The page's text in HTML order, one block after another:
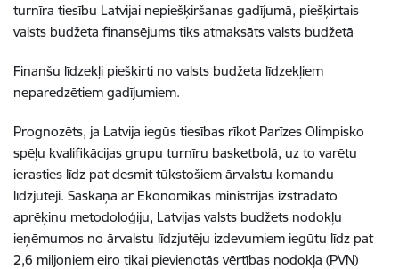
turnīra tiesību Latvijai nepiešķiršanas gadījumā, piešķirtais
valsts budžeta finansējums tiks atmaksāts valsts budžetā
Finanšu līdzekļi piešķirti no valsts budžeta līdzekļiem
neparedzētiem gadījumiem.
Prognozēts, ja Latvija iegūs tiesības rīkot Parīzes Olimpisko
spēļu kvalifikācijas grupu turnīru basketbolā, uz to varētu
ierasties līdz pat desmit tūkstošiem ārvalstu komandu
līdzjutēji. Saskaņā ar Ekonomikas ministrijas izstrādāto
aprēķinu metodoloģiju, Latvijas valsts budžets nodokļu
ieņēmumos no ārvalstu līdzjutēju izdevumiem iegūtu līdz pat
2,6 miljoniem eiro tikai pievienotās vērtības nodokļa (PVN)